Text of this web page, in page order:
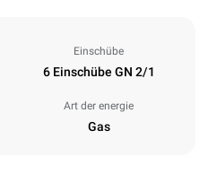
Einschübe
6 Einschübe GN 2/1
Art der energie
Gas